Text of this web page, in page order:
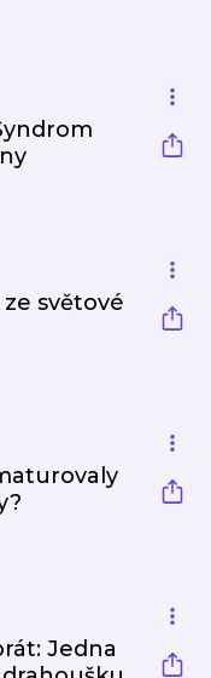
světové
Jedna